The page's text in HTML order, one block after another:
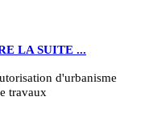
LA SUITE ...
d'urbanisme
travaux